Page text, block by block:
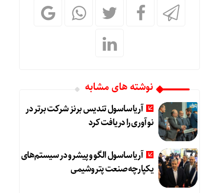
نوشته های مشابه
آریاساسول تندیس برنز شرکت برتر در
نوآوری را دریافت کرد
آریاساسول الگو و پیشرو در سیستم‌های
یکپارچه صنعت پتروشیمی